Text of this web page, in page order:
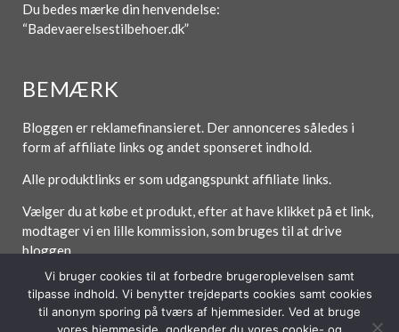
Du bedes mærke din henvendelse:
“Badevaerelsestilbehoer.dk”
BEMÆRK
Bloggen er reklamefinansieret. Der annonceres således i
form af affiliate links og andet sponseret indhold.
Alle produktlinks er som udgangspunkt affiliate links.
Vælger du at købe et produkt, efter at have klikket på et link,
modtager vi en lille kommission, som bruges til at drive
bloggen.
Vi bruger cookies til at forbedre brugeroplevelsen samt
tilpasse indhold. Vi benytter trejdeparts cookies samt cookies
til anonym sporing på tværs af hjemmesider. Ved at bruge